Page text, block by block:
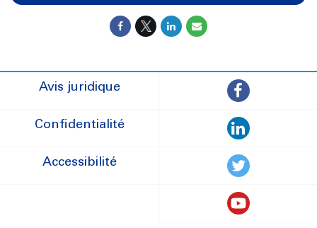
Avis juridique
Confidentialité
Accessibilité